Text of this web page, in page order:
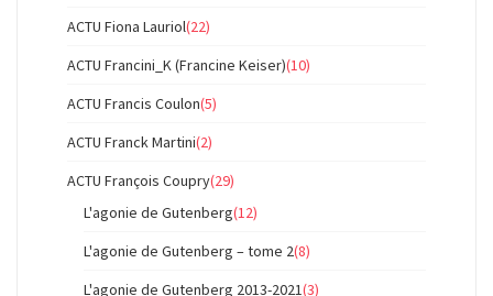
ACTU Fiona Lauriol(22)
ACTU Francini_K (Francine Keiser)(10)
ACTU Francis Coulon(5)
ACTU Franck Martini(2)
ACTU François Coupry(29)
L'agonie de Gutenberg(12)
L'agonie de Gutenberg – tome 2(8)
L'agonie de Gutenberg 2013-2021(3)